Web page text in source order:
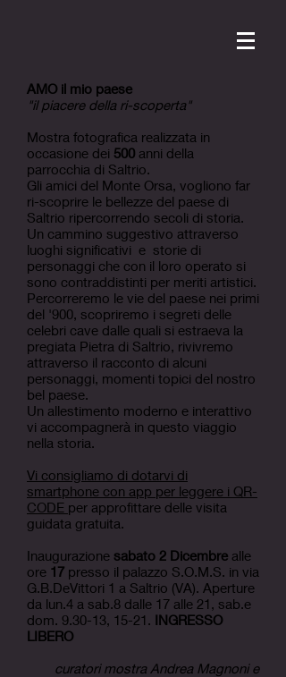
AMO il mio paese
"il piacere della ri-scoperta"
Mostra fotografica realizzata in
occasione dei 500 anni della
parrocchia di Saltrio.
Gli amici del Monte Orsa, vogliono far
ri-scoprire le bellezze del paese di
Saltrio ripercorrendo secoli di storia.
Un cammino suggestivo attraverso
luoghi significativi e storie di
personaggi che con il loro operato si
sono contraddistinti per meriti artistici.
Percorreremo le vie del paese nei primi
del '900, scopriremo i segreti delle
celebri cave dalle quali si estraeva la
pregiata Pietra di Saltrio, rivivremo
attraverso il racconto di alcuni
personaggi, momenti topici del nostro
bel paese.
Un allestimento moderno e interattivo
vi accompagnerà in questo viaggio
nella storia.
Vi consigliamo di dotarvi di
smartphone con app per leggere i QR-
CODE per approfittare delle visita
guidata gratuita.
Inaugurazione sabato 2 Dicembre alle
ore 17 presso il palazzo S.O.M.S. in via
G.B.DeVittori 1 a Saltrio (VA). Aperture
da lun.4 a sab.8 dalle 17 alle 21, sab.e
dom. 9.30-13, 15-21. INGRESSO
LIBERO
curatori mostra Andrea Magnoni e